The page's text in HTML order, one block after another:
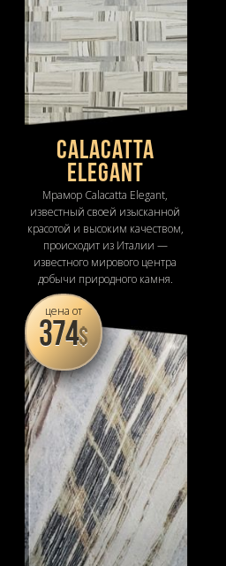
Calacatta
Elegant
Мрамор Calacatta Elegant,
известный своей изысканной
красотой и высоким качеством,
происходит из Италии —
известного мирового центра
добычи природного камня.
цена от
374$